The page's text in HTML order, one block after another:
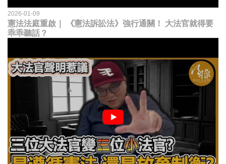
2026-01-09
憲法法庭重啟｜ 《憲法訴訟法》強行通關！ 大法官就得要
乖乖聽話？